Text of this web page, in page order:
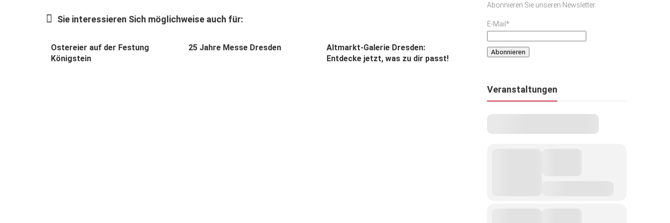
Sie interessieren Sich möglichweise auch für:
Ostereier auf der Festung
Königstein
25 Jahre Messe Dresden
Altmarkt-Galerie Dresden:
Entdecke jetzt, was zu dir passt!
Abonnieren Sie unseren Newsletter
E-Mail*
Veranstaltungen